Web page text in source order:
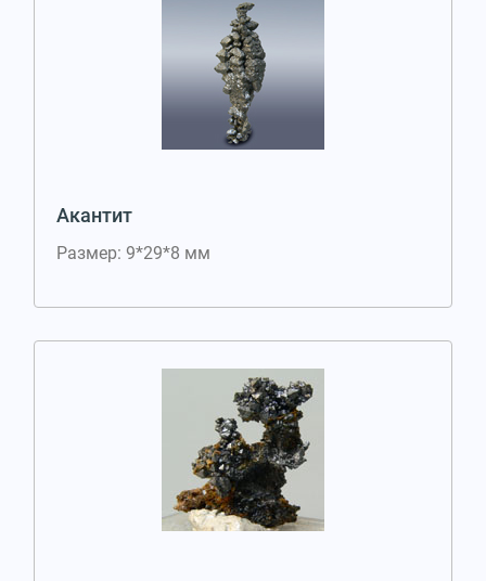
Акантит
Размер: 9*29*8 мм